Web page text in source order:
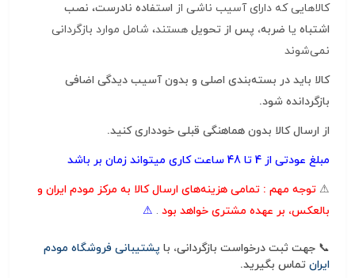
کالاهایی که دارای آسیب ناشی از استفاده نادرست، نصب
اشتباه یا ضربه، پس از تحویل هستند، شامل موارد بازگردانی
نمی‌شوند
کالا باید در بسته‌بندی اصلی و بدون آسیب‌ دیدگی اضافی
بازگردانده شود.
از ارسال کالا بدون هماهنگی قبلی خودداری کنید.
مبلغ عودتی از 4 تا 48 ساعت کاری میتواند زمان بر باشد
⚠ توجه مهم : تمامی هزینه‌های ارسال کالا به مرکز مودم ایران و
بالعکس، بر عهده مشتری خواهد بود .
⚠
جهت ثبت درخواست بازگردانی، باپشتیبانی فروشگاه مودم
ایران تماس بگیرید.